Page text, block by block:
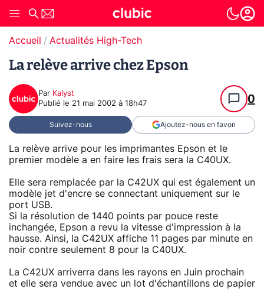
Accueil Actualités High-Tech
La relève arrive chez Epson
Par Kalyst
Publié le 21 mai 2002 à 18h47 0
Suivez-nous Ajoutez-nous en favori
La relève arrive pour les imprimantes Epson et le
premier modèle a en faire les frais sera la C40UX.
Elle sera remplacée par la C42UX qui est également un
modèle jet d'encre se connectant uniquement sur le
port USB.
Si la résolution de 1440 points par pouce reste
inchangée, Epson a revu la vitesse d'impression à la
hausse. Ainsi, la C42UX affiche 11 pages par minute en
noir contre seulement 8 pour la C40UX.
La C42UX arriverra dans les rayons en Juin prochain
et elle sera vendue avec un lot d'échantillons de papier